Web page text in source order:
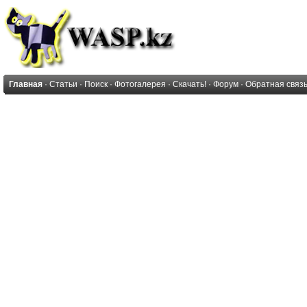
Главная · Статьи · Поиск · Фотогалерея · Скачать! · Форум · Обратная связь